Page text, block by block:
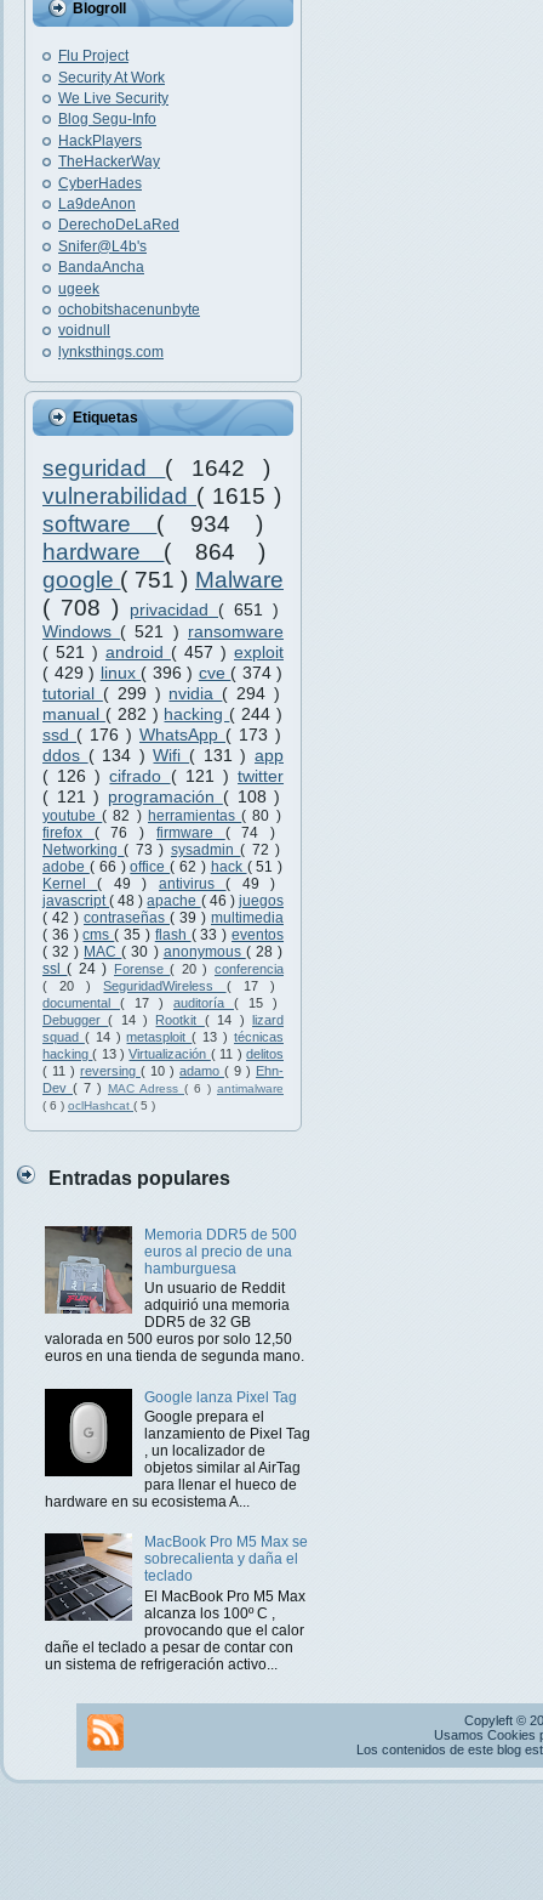
Blogroll
Flu Project
Security At Work
We Live Security
Blog Segu-Info
HackPlayers
TheHackerWay
CyberHades
La9deAnon
DerechoDeLaRed
Snifer@L4b's
BandaAncha
ugeek
ochobitshacenunbyte
voidnull
lynksthings.com
Etiquetas
seguridad ( 1642 )
vulnerabilidad ( 1615 )
software ( 934 )
hardware ( 864 )
google ( 751 ) Malware
( 708 )
privacidad ( 651 )
Windows ( 521 ) ransomware
( 521 ) android ( 457 ) exploit
( 429 ) linux ( 396 ) cve ( 374 )
tutorial ( 299 ) nvidia ( 294 )
manual ( 282 ) hacking ( 244 )
ssd ( 176 ) WhatsApp ( 173 )
ddos ( 134 )Wifi ( 131 ) app
( 126 )cifrado ( 121 )twitter
( 121 ) programación ( 108 )
youtube( 82 ) herramientas( 80 )
firefox ( 76 ) firmware ( 74 )
Networking( 73 ) sysadmin( 72 )
adobe ( 66 )office( 62 ) hack ( 51 )
Kernel( 49 ) antivirus( 49 )
javascript( 48 )apache ( 46 ) juegos
( 42 ) contraseñas ( 39 ) multimedia
( 36 )cms( 35 ) flash ( 33 )eventos
( 32 ) MAC( 30 ) anonymous ( 28 )
ssl( 24 ) Forense( 20 ) conferencia
( 20 )SeguridadWireless ( 17 )
documental ( 17 ) auditoría ( 15 )
Debugger( 14 ) Rootkit ( 14 ) lizard
squad ( 14 )metasploit( 13 ) técnicas
hacking( 13 )Virtualización ( 11 ) delitos
( 11 ) reversing ( 10 ) adamo ( 9 ) Ehn-
Dev ( 7 ) MAC Adress ( 6 ) antimalware
( 6 ) oclHashcat ( 5 )
Entradas populares
Memoria DDR5 de 500
euros al precio de una
hamburguesa
Un usuario de Reddit
adquirió una memoria
DDR5 de 32 GB
valorada en 500 euros por solo 12,50
euros en una tienda de segunda mano.
Google lanza Pixel Tag
Google prepara el
lanzamiento de Pixel Tag
, un localizador de
objetos similar al AirTag
para llenar el hueco de
hardware en su ecosistema A...
MacBook Pro M5 Max se
sobrecalienta y daña el
teclado
El MacBook Pro M5 Max
alcanza los 100º C ,
provocando que el calor
dañe el teclado a pesar de contar con
un sistema de refrigeración activo...
Copyleft ©
Usamos Cookies
Los contenidos de este blog